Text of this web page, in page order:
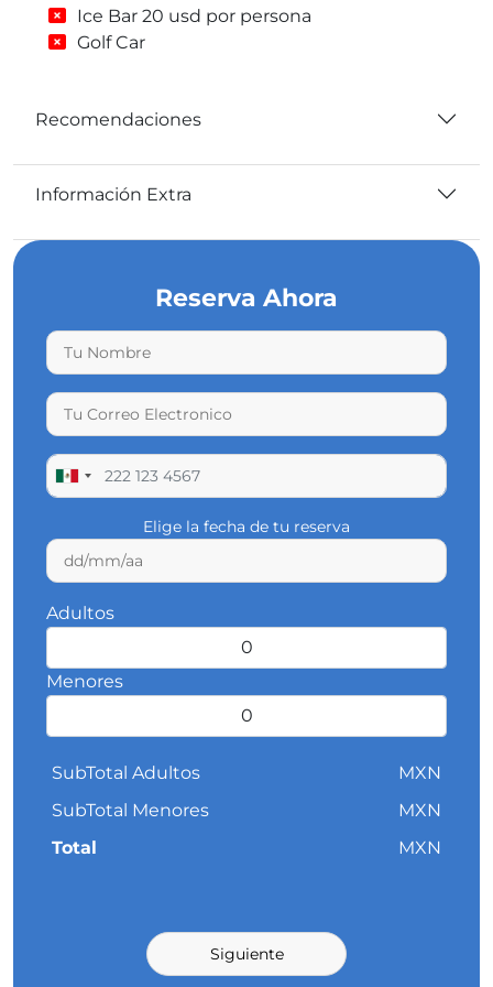
Ice Bar 20 usd por persona
Golf Car
Recomendaciones
Información Extra
Reserva Ahora
Elige la fecha de tu reserva
Adultos
Menores
SubTotal Adultos
MXN
SubTotal Menores
MXN
Total
MXN
Siguiente